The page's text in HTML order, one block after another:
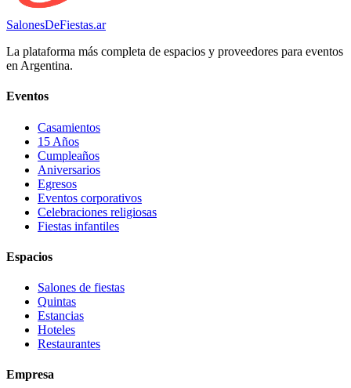
SalonesDeFiestas.ar
La plataforma más completa de espacios y proveedores para eventos
en Argentina.
Eventos
Casamientos
15 Años
Cumpleaños
Aniversarios
Egresos
Eventos corporativos
Celebraciones religiosas
Fiestas infantiles
Espacios
Salones de fiestas
Quintas
Estancias
Hoteles
Restaurantes
Empresa